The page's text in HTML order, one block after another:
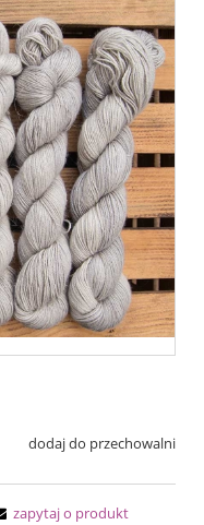
dodaj do przechowalni
zapytaj o produkt